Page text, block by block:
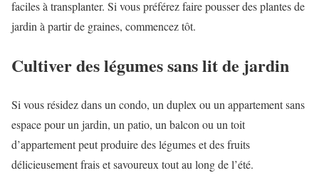
faciles à transplanter. Si vous préférez faire pousser des plantes de
jardin à partir de graines, commencez tôt.
Cultiver des légumes sans lit de jardin
Si vous résidez dans un condo, un duplex ou un appartement sans
espace pour un jardin, un patio, un balcon ou un toit
d’appartement peut produire des légumes et des fruits
délicieusement frais et savoureux tout au long de l’été.